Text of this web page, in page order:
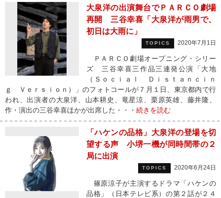
大泉洋の出演舞台でＰＡＲＣＯ劇場
再開 三谷幸喜「大泉洋が雨男で、
初日は大雨に」
TOPICS 2020年7月1日
ＰＡＲＣＯ劇場オープニング・シリー
ズ 三谷幸喜三作品三連発公演「大地
（Ｓｏｃｉａｌ Ｄｉｓｔａｎｃｉｎ
ｇ Ｖｅｒｓｉｏｎ）」のフォトコールが７月１日、東京都内で行
われ、出演者の大泉洋、山本耕史、竜星涼、栗原英雄、藤井隆、
作・演出の三谷幸喜ほかが出席した・・・ 続きを読む
「ハケンの品格」大泉洋の登場を切
望する声 小堺一機が同時間帯の２
局に出演
TOPICS 2020年6月24日
篠原涼子が主演するドラマ「ハケンの
品格」（日本テレビ系）の第２話が２４